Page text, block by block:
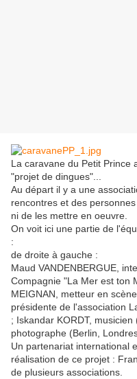
La caravane du Petit Prince
"projet de dingues"...
Au départ il y a une
rencontres et des
ni de les mettre en oeuvre.
On voit ici une partie de
:
de droite à gauche :
Maud VANDENBERGUE,
Compagnie "La Mer est ton
MEIGNAN, metteur en
présidente de l'association
; Iskandar KORDT, musicien
photographe (Berlin,
Un partenariat international
réalisation de ce projet :
de plusieurs associations.